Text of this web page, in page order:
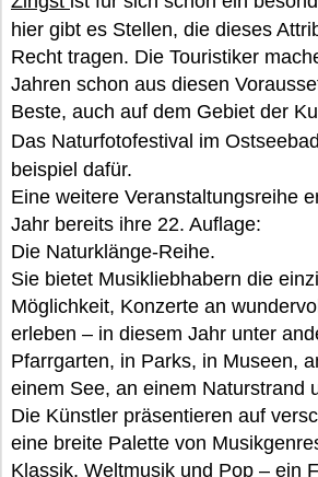
hier gibt es Stellen, die dieses
Recht tragen. Die Touristiker
Jahren schon aus diesen
Beste, auch auf dem Gebiet der
Das Naturfotofestival im Ostseebad
beispiel dafür.
Eine weitere Veranstaltungsreihe
Jahr bereits ihre 22. Auflage:
Die Naturklänge-Reihe.
Sie bietet Musikliebhabern die
Möglichkeit, Konzerte an
erleben – in diesem Jahr unter
Pfarrgarten, in Parks, in Museen,
einem See, an einem Naturstrand
Die Künstler präsentieren auf
eine breite Palette von
Klassik, Weltmusik und Pop – ein